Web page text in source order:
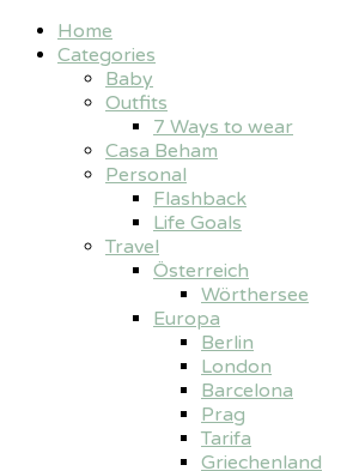
Home
Categories
Baby
Outfits
7 Ways to wear
Casa Beham
Personal
Flashback
Life Goals
Travel
Österreich
Wörthersee
Europa
Berlin
London
Barcelona
Prag
Tarifa
Griechenland